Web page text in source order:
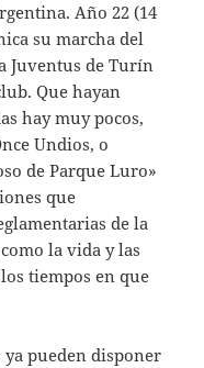
Año 22 (14
su marcha del
Juventus de Turín
Que hayan
hay muy pocos,
Undios, o
de Parque Luro»
que
de la
la vida y las
tiempos en que
ya pueden disponer